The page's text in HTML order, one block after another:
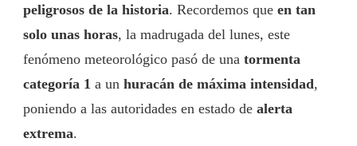
peligrosos de la historia. Recordemos que en tan
solo unas horas, la madrugada del lunes, este
fenómeno meteorológico pasó de una tormenta
categoría 1 a un huracán de máxima intensidad,
poniendo a las autoridades en estado de alerta
extrema.